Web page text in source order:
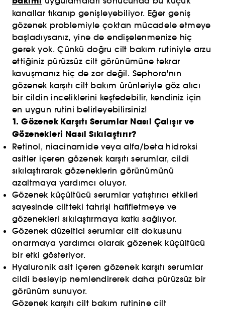
kanallar tıkanıp genişleyebiliyor. Eğer geniş
gözenek problemiyle çoktan mücadele etmeye
başladıysanız, yine de endişelenmenize hiç
gerek yok. Çünkü doğru cilt bakım rutiniyle arzu
ettiğiniz pürüzsüz cilt görünümüne tekrar
kavuşmanız hiç de zor değil. Sephora'nın
gözenek karşıtı cilt bakım ürünleriyle göz alıcı
bir cildin inceliklerini keşfedebilir, kendiniz için
en uygun rutini belirleyebilirsiniz!
1. Gözenek Karşıtı Serumlar Nasıl Çalışır ve
Gözenekleri Nasıl Sıkılaştırır?
Retinol, niacinamide veya alfa/beta hidroksi
asitler içeren gözenek karşıtı serumlar, cildi
sıkılaştırarak gözeneklerin görünümünü
azaltmaya yardımcı oluyor.
Gözenek küçültücü serumlar yatıştırıcı etkileri
sayesinde ciltteki tahrişi hafifletmeye ve
gözenekleri sıkılaştırmaya katkı sağlıyor.
Gözenek düzeltici serumlar cilt dokusunu
onarmaya yardımcı olarak gözenek küçültücü
bir etki gösteriyor.
Hyaluronik asit içeren gözenek karşıtı serumlar
cildi besleyip nemlendirerek daha pürüzsüz bir
görünüm sunuyor.
Gözenek karşıtı cilt bakım rutinine cilt